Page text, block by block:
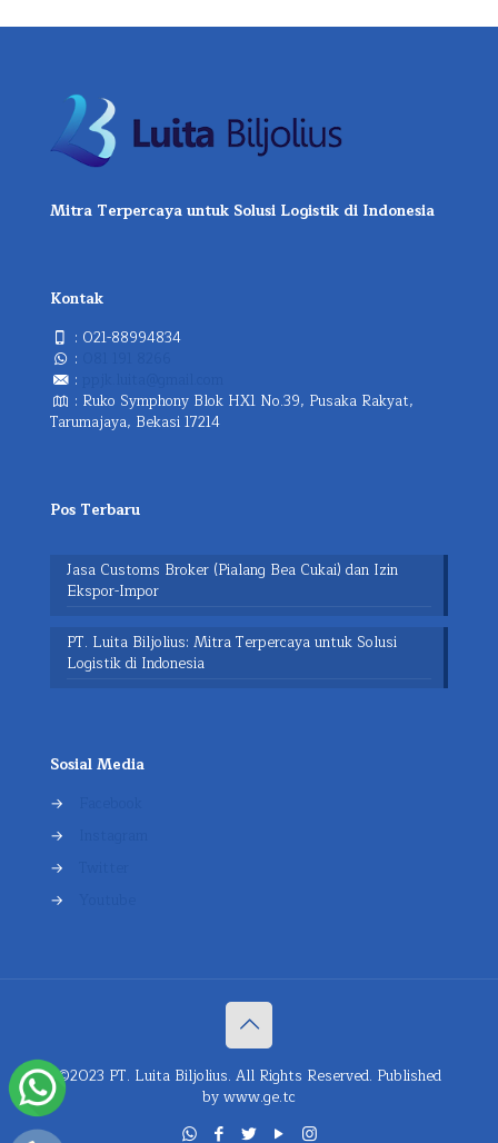
Mitra Terpercaya untuk Solusi Logistik di Indonesia
Kontak
: 021-88994834
:
:
: Ruko Symphony Blok HX1 No.39, Pusaka Rakyat,
Tarumajaya, Bekasi 17214
Pos Terbaru
Jasa Customs Broker (Pialang Bea Cukai) dan Izin
Ekspor-Impor
PT. Luita Biljolius: Mitra Terpercaya untuk Solusi
Logistik di Indonesia
Sosial Media
→
→
→
→
©2023 PT. Luita Biljolius. All Rights Reserved. Published
bywww.ge.tc